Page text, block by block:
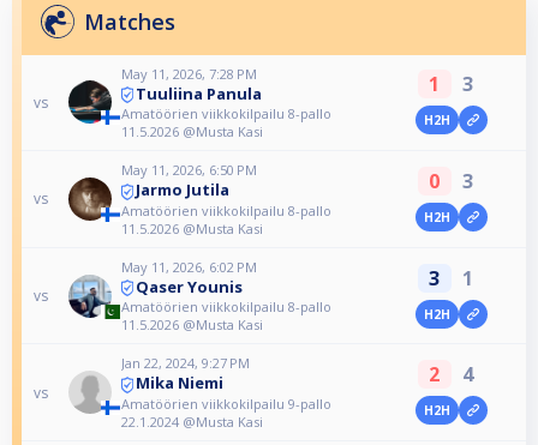
Matches
vs
May 11, 2026, 7:28 PM
Tuuliina Panula
Amatöörien viikkokilpailu 8-pallo
11.5.2026 @Musta Kasi
1 3
H2H
vs
May 11, 2026, 6:50 PM
Jarmo Jutila
Amatöörien viikkokilpailu 8-pallo
11.5.2026 @Musta Kasi
0 3
H2H
vs
May 11, 2026, 6:02 PM
Qaser Younis
Amatöörien viikkokilpailu 8-pallo
11.5.2026 @Musta Kasi
3 1
H2H
vs
Jan 22, 2024, 9:27 PM
Mika Niemi
Amatöörien viikkokilpailu 9-pallo
22.1.2024 @Musta Kasi
2 4
H2H